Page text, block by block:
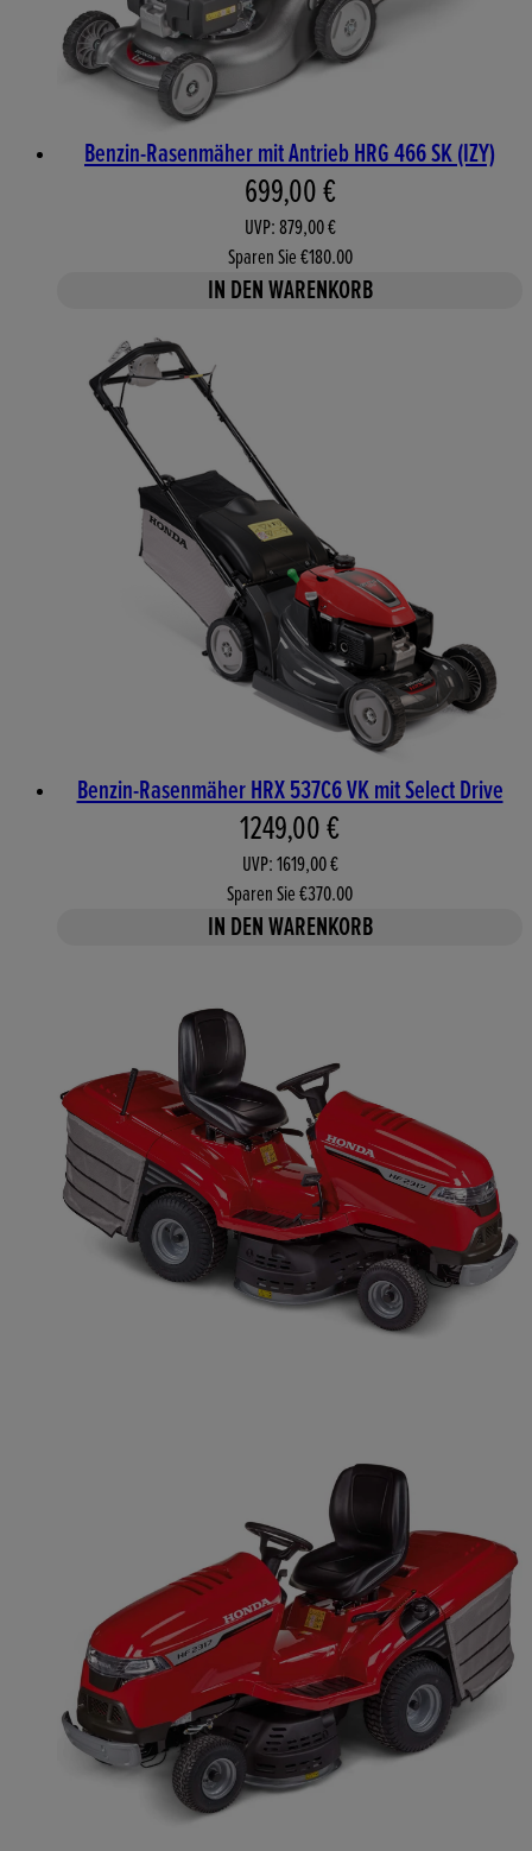
Benzin-Rasenmäher mit Antrieb HRG 466 SK (IZY)
Aktueller Preis: 699,00 €.
699,00 €
UVP: 879,00 €
Sparen Sie €180.00
IN DEN WARENKORB
Benzin-Rasenmäher HRX 537C6 VK mit Select Drive
Aktueller Preis: 1249,00 €.
1249,00 €
UVP: 1619,00 €
Sparen Sie €370.00
IN DEN WARENKORB